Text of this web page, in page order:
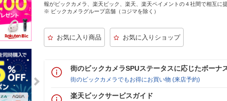
報がビックカメラ、楽天ビック、楽天、楽天ペイメントの４社間で相互に
※ ビックカメラグループ店舗（コジマを除く）
街のビックカメラSPUステータスに応じたボーナ
街のビックカメラでもお得にお買い物 (来店予約)
楽天ビックサービスガイド